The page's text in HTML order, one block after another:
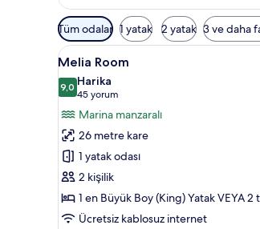
Odalar
için
mevcut
filtreler
Tüm odalar 1 yatak 2 yatak 3 ve daha
Melia
Room
için
tüm
fotoğrafları
görün
7
Melia Room
9,09,0 / 10
Harika
45 yorum
(45
yorum)
Marina manzaralı
26 metre kare
1 yatak odası
2 kişilik
1 en Büyük Boy (King) Yatak VEYA 2
Ücretsiz kablosuz internet